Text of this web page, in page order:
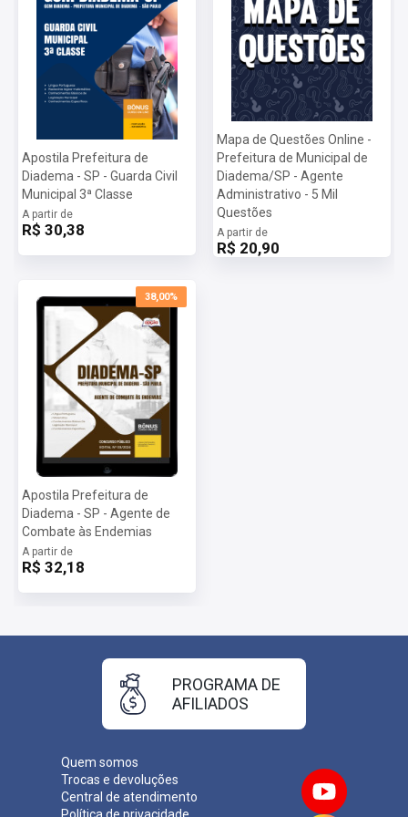
Provas:24/03/2024
Organizadora:
INSTITUTO MAIS
Apostila Prefeitura de
Diadema - SP - Guarda Civil
Municipal 3ª Classe
A partir de
R$ 30,38
Mapa de Questões Online -
Prefeitura de Municipal de
Diadema/SP - Agente
Administrativo - 5 Mil
Questões
A partir de
R$ 20,90
38,00%
Apostila Prefeitura de
Diadema - SP - Agente de
Combate às Endemias
A partir de
R$ 32,18
Quem somos
Trocas e devoluções
Central de atendimento
Política de privacidade
PROGRAMA DE
AFILIADOS